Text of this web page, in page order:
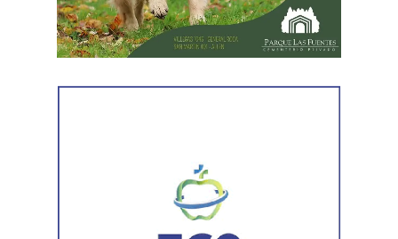
proceso terapéutico le permitió replantear el conflicto
desde otra perspectiva. Expresó que quería intentar
perdido y brindarse mutuamente una oportunidad antes
la magistrada explicó que el
desistimiento es una forma de poner fin
anticipadamente a un proceso judicial cuando una de
las partes decide no continuar con la acción.